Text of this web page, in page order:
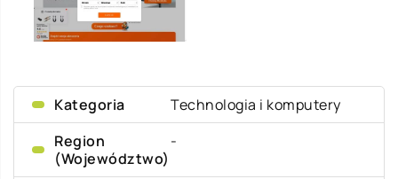
Kategoria
Technologia i komputery
Region
(Województwo)
-